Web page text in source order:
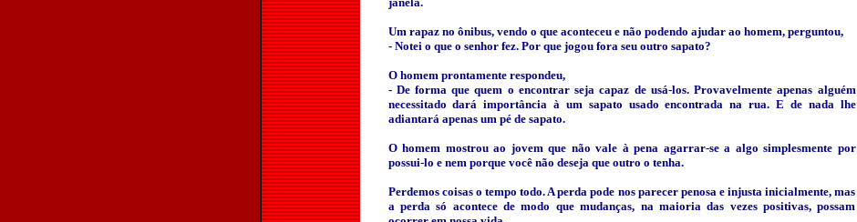
Um rapaz no ônibus, vendo o que aconteceu e não podendo ajudar ao homem, perguntou,
- Notei o que o senhor fez. Por que jogou fora seu outro sapato?
O homem prontamente respondeu,
- De forma que quem o encontrar seja capaz de usá-los. Provavelmente apenas alguém
necessitado dará importância à um sapato usado encontrada na rua. E de nada lhe
adiantará apenas um pé de sapato.
O homem mostrou ao jovem que não vale à pena agarrar-se a algo simplesmente por
possui-lo e nem porque você não deseja que outro o tenha.
Perdemos coisas o tempo todo. A perda pode nos parecer penosa e injusta inicialmente, mas
a perda só acontece de modo que mudanças, na maioria das vezes positivas, possam